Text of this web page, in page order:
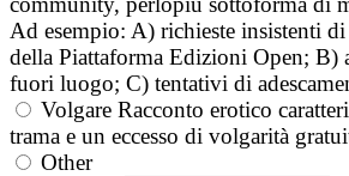
Ad esempio: A) richieste insistenti
della Piattaforma Edizioni Open; B)
fuori luogo; C) tentativi di
Volgare Racconto erotico
trama e un eccesso di volgarità
Other